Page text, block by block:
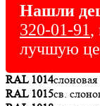
Нашли
320-01-91,
лучшую
RAL 1014слоновая
RAL 1015св.